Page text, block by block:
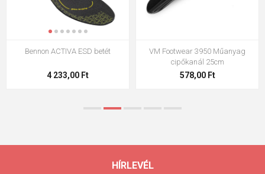
Bennon ACTIVA ESD betét
4 233,00 Ft
VM Footwear 3950 Műanyag
cipőkanál 25cm
578,00 Ft
HÍRLEVÉL